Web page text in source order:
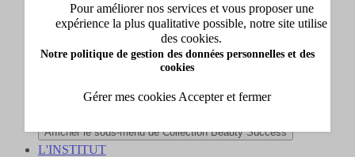
Promos
Afficher le sous-menu de Promos
Afficher le sous-menu de Nouveautés
Afficher le sous-menu de Carte cadeau
Afficher le sous-menu de Collection Beauty Success
L'INSTITUT
Pour améliorer nos services et vous proposer une
expérience la plus qualitative possible, notre site utilise
des cookies.
Notre politique de gestion des données personnelles et des
cookies
Gérer mes cookies Accepter et fermer